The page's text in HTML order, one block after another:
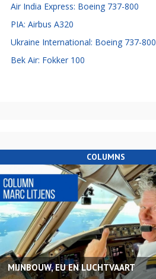
Air India Express: Boeing 737-800
PIA: Airbus A320
Ukraine International: Boeing 737-800
Bek Air: Fokker 100
COLUMNS
MIJNBOUW, EU EN LUCHTVAART